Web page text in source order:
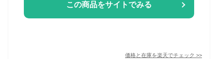
この商品をサイトでみる
価格と在庫を楽天でチェック >>